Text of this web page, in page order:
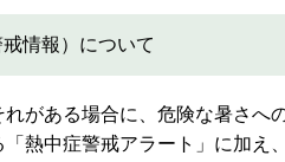
情報）について
がある場合に、危険な暑さへ
熱中症警戒アラート」に加え